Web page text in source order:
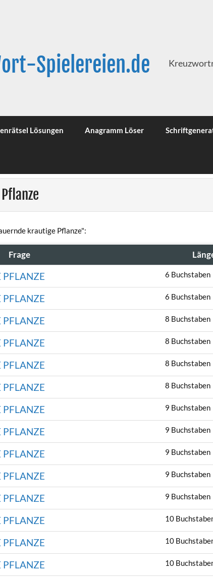
Spielereien.de
Lösungen Anagramm Löser
krautige Pflanze":
Frage
PFLANZE 6 Buchstaben
PFLANZE
6 Buchstaben
PFLANZE
8 Buchstaben
PFLANZE
8 Buchstaben
PFLANZE
8 Buchstaben
PFLANZE
8 Buchstaben
PFLANZE
9 Buchstaben
PFLANZE
9 Buchstaben
PFLANZE
9 Buchstaben
PFLANZE
9 Buchstaben
PFLANZE
9 Buchstaben
PFLANZE
10
PFLANZE
10
PFLANZE
10